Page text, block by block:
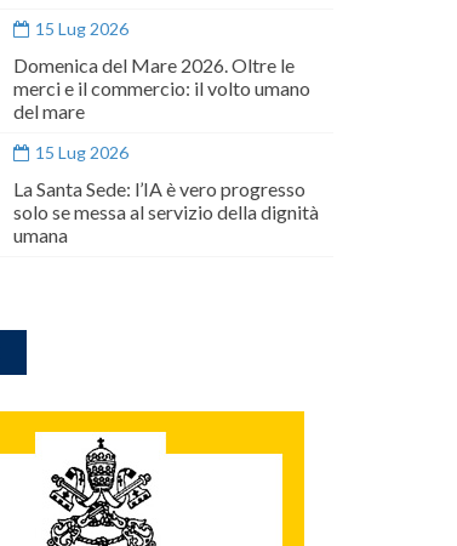
15 Lug 2026
Domenica del Mare 2026. Oltre le
merci e il commercio: il volto umano
del mare
15 Lug 2026
La Santa Sede: l’IA è vero progresso
solo se messa al servizio della dignità
umana